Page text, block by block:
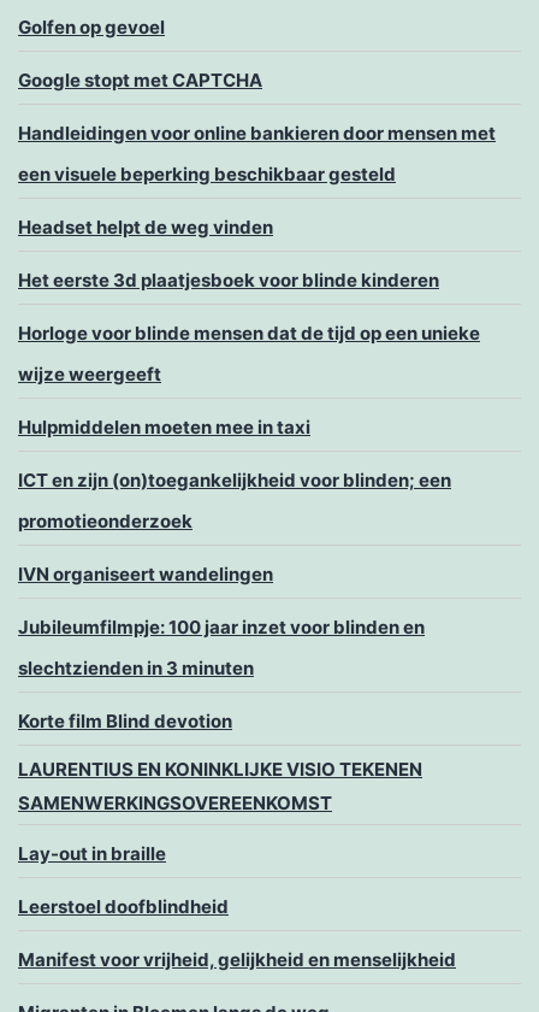
Golfen op gevoel
Google stopt met CAPTCHA
Handleidingen voor online bankieren door mensen met
een visuele beperking beschikbaar gesteld
Headset helpt de weg vinden
Het eerste 3d plaatjesboek voor blinde kinderen
Horloge voor blinde mensen dat de tijd op een unieke
wijze weergeeft
Hulpmiddelen moeten mee in taxi
ICT en zijn (on)toegankelijkheid voor blinden; een
promotieonderzoek
IVN organiseert wandelingen
Jubileumfilmpje: 100 jaar inzet voor blinden en
slechtzienden in 3 minuten
Korte film Blind devotion
LAURENTIUS EN KONINKLIJKE VISIO TEKENEN
SAMENWERKINGSOVEREENKOMST
Lay-out in braille
Leerstoel doofblindheid
Manifest voor vrijheid, gelijkheid en menselijkheid